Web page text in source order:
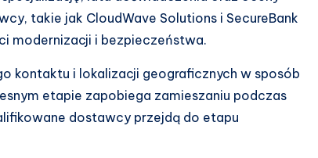
takie jak CloudWave Solutions i SecureBank
modernizacji i bezpieczeństwa.
kontaktu i lokalizacji geograficznych w sposób
etapie zapobiega zamieszaniu podczas
dostawcy przejdą do etapu